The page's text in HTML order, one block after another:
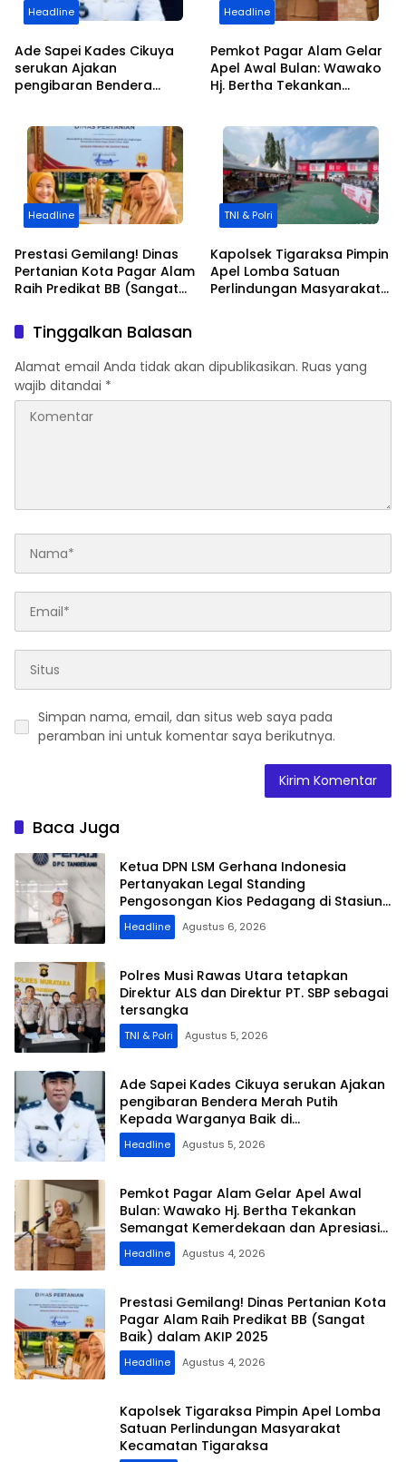
Headline
Ade Sapei Kades Cikuya
serukan Ajakan
pengibaran Bendera
Perkampungan dan
Perumahan
Headline
Pemkot Pagar Alam Gelar
Apel Awal Bulan: Wawako
Hj. Bertha Tekankan
ASN
Headline
Prestasi Gemilang! Dinas
Pertanian Kota Pagar Alam
Raih Predikat BB (Sangat
TNI & Polri
Kapolsek Tigaraksa Pimpin
Apel Lomba Satuan
Perlindungan Masyarakat
Tinggalkan Balasan
Alamat email Anda tidak akan dipublikasikan. Ruas yang
wajib ditandai *
Simpan nama, email, dan situs web saya pada
peramban ini untuk komentar saya berikutnya.
Baca Juga
Ketua DPN LSM Gerhana Indonesia
Pertanyakan Legal Standing
Pengosongan Kios Pedagang di Stasiun
Tigaraksa
Headline Agustus 6, 2026
Polres Musi Rawas Utara tetapkan
Direktur ALS dan Direktur PT. SBP sebagai
tersangka
TNI & Polri Agustus 5, 2026
Ade Sapei Kades Cikuya serukan Ajakan
pengibaran Bendera Merah Putih
Kepada Warganya Baik di
Perkampungan dan Perumahan
Headline Agustus 5, 2026
Pemkot Pagar Alam Gelar Apel Awal
Bulan: Wawako Hj. Bertha Tekankan
Semangat Kemerdekaan dan Apresiasi
Purna Tugas ASN
Headline Agustus 4, 2026
Prestasi Gemilang! Dinas Pertanian Kota
Pagar Alam Raih Predikat BB (Sangat
Baik) dalam AKIP 2025
Headline Agustus 4, 2026
Kapolsek Tigaraksa Pimpin Apel Lomba
Satuan Perlindungan Masyarakat
Kecamatan Tigaraksa